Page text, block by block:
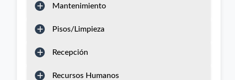
Mantenimiento
Pisos/Limpieza
Recepción
Recursos Humanos